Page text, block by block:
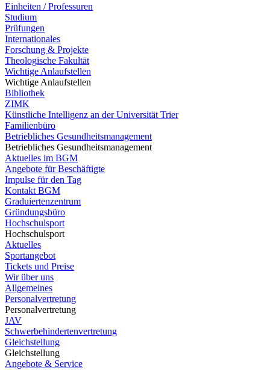
Einheiten / Professuren
Studium
Prüfungen
Internationales
Forschung & Projekte
Theologische Fakultät
Wichtige Anlaufstellen
Wichtige Anlaufstellen
Bibliothek
ZIMK
Künstliche Intelligenz an der Universität Trier
Familienbüro
Betriebliches Gesundheitsmanagement
Betriebliches Gesundheitsmanagement
Aktuelles im BGM
Angebote für Beschäftigte
Impulse für den Tag
Kontakt BGM
Graduiertenzentrum
Gründungsbüro
Hochschulsport
Hochschulsport
Aktuelles
Sportangebot
Tickets und Preise
Wir über uns
Allgemeines
Personalvertretung
Personalvertretung
JAV
Schwerbehindertenvertretung
Gleichstellung
Gleichstellung
Angebote & Service